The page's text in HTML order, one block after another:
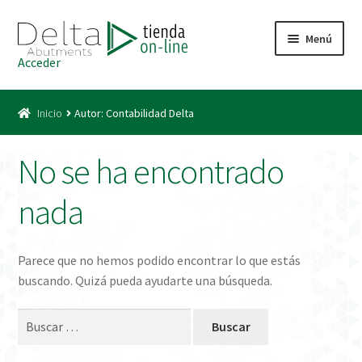
a
la
navegación
al
contenido
Menú
Acceso
Carrito
Catálogo
Condiciones generales
Conexiones CAD CAM
Acceder
Inicio Autor: Contabilidad Delta
No se ha encontrado
nada
Parece que no hemos podido encontrar lo que estás
buscando. Quizá pueda ayudarte una búsqueda.